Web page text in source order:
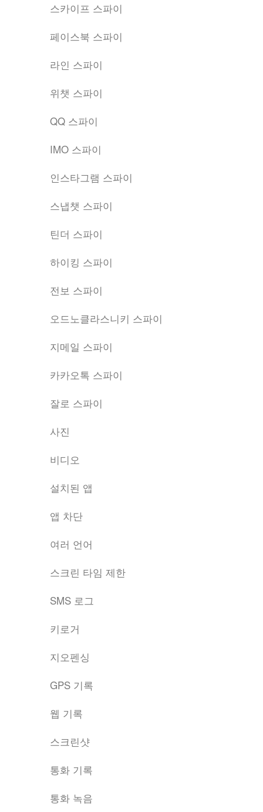
스카이프 스파이
페이스북 스파이
라인 스파이
위챗 스파이
QQ 스파이
IMO 스파이
인스타그램 스파이
스냅챗 스파이
틴더 스파이
하이킹 스파이
전보 스파이
오드노클라스니키 스파이
지메일 스파이
카카오톡 스파이
잘로 스파이
사진
비디오
설치된 앱
앱 차단
여러 언어
스크린 타임 제한
SMS 로그
키로거
지오펜싱
GPS 기록
웹 기록
스크린샷
통화 기록
통화 녹음